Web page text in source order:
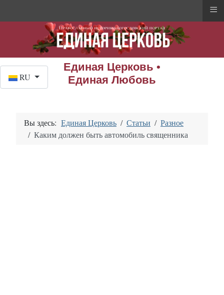
Единая Церковь •
Единая Любовь
RU
Вы здесь: Единая Церковь Статьи
Разное
Каким должен быть автомобиль священника
≡